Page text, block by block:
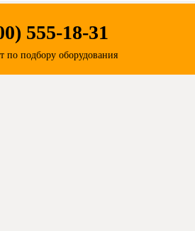
555-18-31
по подбору оборудования